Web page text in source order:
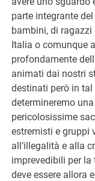
parte integrante
bambini, di
Italia o comunque
profondamente
animati dai nostri
destinati però in
determineremo
pericolosissime
estremisti e gruppi
all’illegalità e alla
imprevedibili per la
deve essere allora